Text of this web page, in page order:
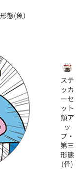
態(魚)
ステ
ッカ
ーセ
ット
顔ア
ッ
プ・
第三
形態
(骨)